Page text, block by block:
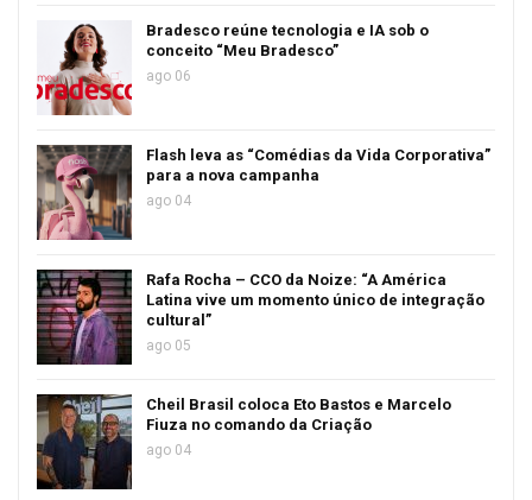
Bradesco reúne tecnologia e IA sob o
conceito “Meu Bradesco”
ago 06
Flash leva as “Comédias da Vida Corporativa”
para a nova campanha
ago 04
Rafa Rocha – CCO da Noize: “A América
Latina vive um momento único de integração
cultural”
ago 05
Cheil Brasil coloca Eto Bastos e Marcelo
Fiuza no comando da Criação
ago 04